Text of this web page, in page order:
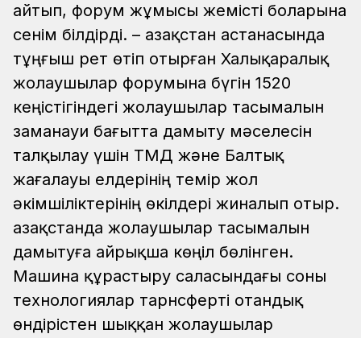
айтып, форум жұмысы жемісті боларына
сенім білдірді. – Қазақстан астанасында
тұңғыш рет өтіп отырған Халықаралық
жолаушылар форумына бүгін 1520
кеңістігіндегі жолаушылар тасымалын
заманауи бағытта дамыту мәселесін
талқылау үшін ТМД және Балтық
жағалауы елдерінің темір жол
әкімшіліктерінің өкілдері жиналып отыр.
Қазақстанда жолаушылар тасымалын
дамытуға айрықша көңіл бөлінген.
Машина құрастыру саласындағы соны
технологиялар тарнсферті отандық
өндірістен шыққан жолаушылар